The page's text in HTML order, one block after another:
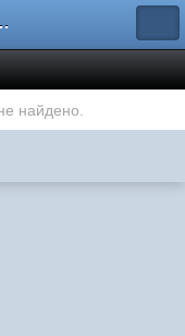
магазинов
найдено.